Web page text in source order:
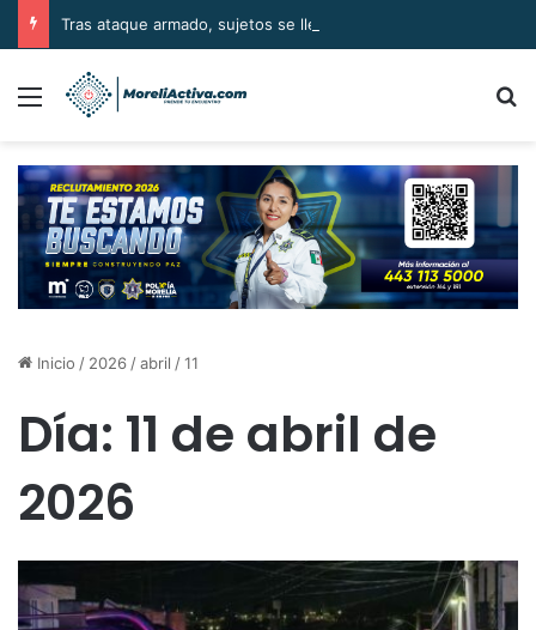
Menú
Inicio / 2026 /abril /11
Día: 11 de abril de
2026